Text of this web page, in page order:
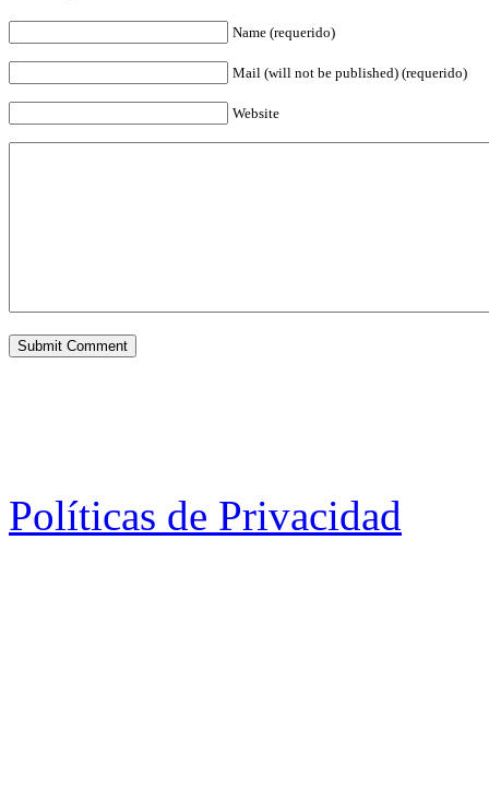
Name (requerido)
Mail (will not be published) (requerido)
Website
Políticas de Privacidad